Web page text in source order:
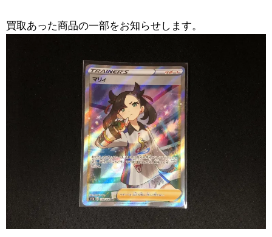
買取あった商品の一部をお知らせします。